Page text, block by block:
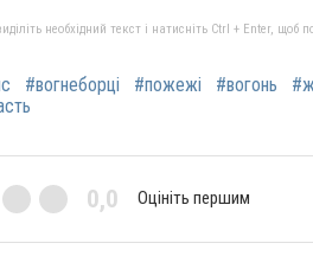
необхідний текст і натисніть Ctrl + Enter, щоб
#вогнеборці #пожежі #вогонь
0,0 Оцініть першим